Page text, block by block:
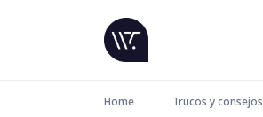
Home Trucos y consejos